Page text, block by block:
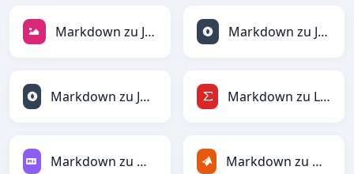
Markdown zu JPEG Markdown zu JSON
Markdown zu JSONLines Markdown zu LaTeX
Markdown zu Markdown Markdown zu MATLAB